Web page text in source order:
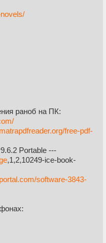
раноб на ПК:
free-pdf-
Portable ---
,1,2,10249-ice-book-
software-3843-